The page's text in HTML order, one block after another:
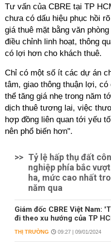
Tư vấn của CBRE tại TP
chưa có dấu hiệu phục hồi
giá thuê mặt bằng văn
điều chỉnh linh hoạt, thông
có lợi hơn cho khách thuê.
Chỉ có một số ít các dự án
tâm, giao thông thuận lợi,
thể tăng giá nhẹ trong năm
dịch thuê tương lai, việc
hợp đồng liên quan tới yếu
nên phổ biến hơn".
>> Tỷ lệ hấp thụ đất
nghiệp phía bắc
ha, mức cao nhất
năm qua
Giám đốc CBRE Việt Nam:
đi theo xu hướng của TP
THỊ TRƯỜNG 09:27 | 09/01/2024